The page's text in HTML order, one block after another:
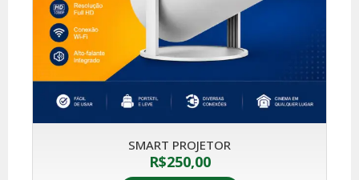
SMART PROJETOR
R$250,00